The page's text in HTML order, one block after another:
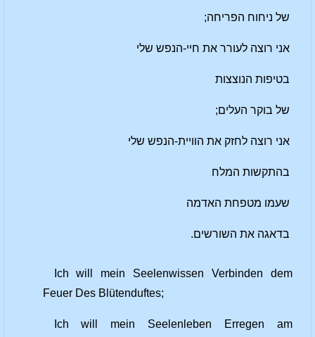
של ניחוח הפריחה;
אני רוצה לעורר את חיי-הנפש שלי
בטיפות הנוצצות
של בוקר העלים;
אני רוצה לחזק את הוויית-הנפש שלי
בהתקשות המלח
שעמו מטפחת האדמה
בדאגה את השורשים.
Ich will mein Seelenwissen Verbinden dem
Feuer Des Blütenduftes;
Ich will mein Seelenleben Erregen am